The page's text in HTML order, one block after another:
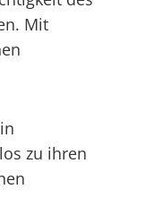
Mit
zu ihren